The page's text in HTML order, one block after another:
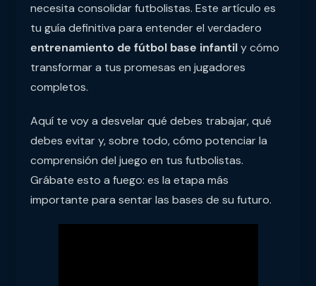
necesita consolidar futbolistas. Este artículo es
tu guía definitiva para entender el verdadero
entrenamiento de fútbol base infantily cómo
transformar a tus promesas en jugadores
completos.
Aquí te voy a desvelar qué debes trabajar, qué
debes evitar y, sobre todo, cómo potenciar la
comprensión del juego en tus futbolistas.
Grábate esto a fuego: es la etapa más
importante para sentar las bases de su futuro.